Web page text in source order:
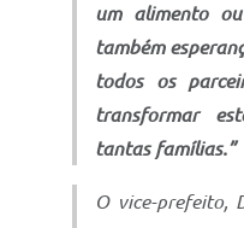
um alimento
também
todos os
transformar
tantas famílias.”
O vice-prefeito,